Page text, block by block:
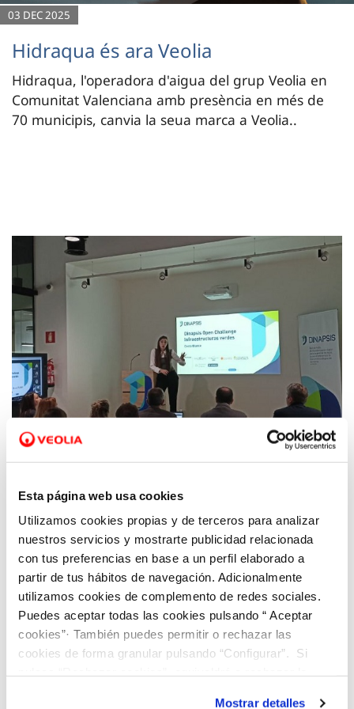
Esta página web usa cookies
Utilizamos cookies propias y de terceros para analizar
nuestros servicios y mostrarte publicidad relacionada
con tus preferencias en base a un perfil elaborado a
partir de tus hábitos de navegación. Adicionalmente
utilizamos cookies de complemento de redes sociales.
Puedes aceptar todas las cookies pulsando “ Aceptar
cookies”· También puedes permitir o rechazar las
cookies de forma granular pulsando “Configurar”. Si
Mostrar detalles
03 DEC 2025
Hidraqua és ara Veolia
Hidraqua, l'operadora d'aigua del grup Veolia en
Comunitat Valenciana amb presència en més de
70 municipis, canvia la seua marca a Veolia..
29 NOV 2023
Challenge con la selección de dos startups
que presentan soluciones innovadoras para
el turismo y áreas verdes de Alicante